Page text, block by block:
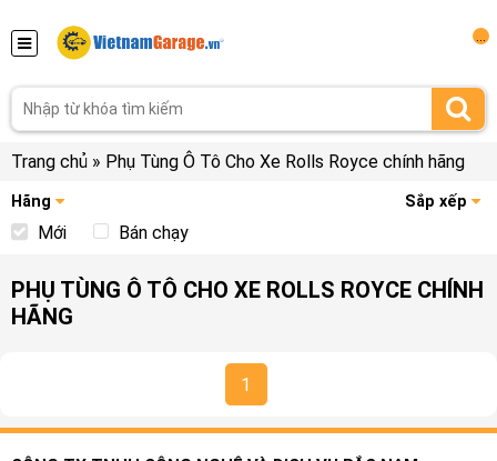
Trang chủ » Phụ Tùng Ô Tô Cho Xe Rolls Royce chính hãng
Hãng Sắp xếp
Mới Bán chạy
PHỤ TÙNG Ô TÔ CHO XE ROLLS ROYCE CHÍNH
HÃNG
1